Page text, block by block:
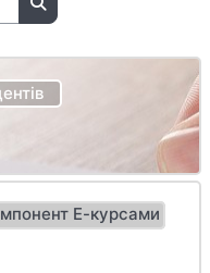
Пошук курсів
Е-курсами